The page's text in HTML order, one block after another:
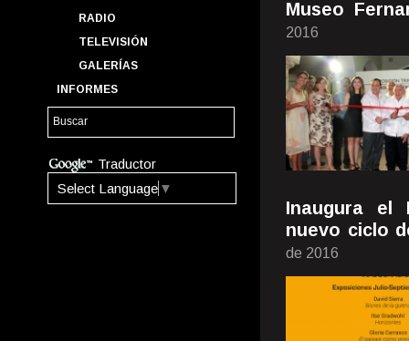
RADIO
TELEVISIÓN
GALERÍAS
INFORMES
Traductor
Select Language ▼
Museo
2016
Inaugura el
nuevo ciclo
de 2016